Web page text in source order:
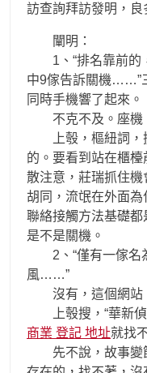
訪查詢拜訪發明，良
闡明：
1、“排名靠前的
中9傢告訴關機……”
同時手機響了起來。
不克不及。座機
上彀，樞紐詞，搜
的。要看到站在櫃
散注意，莊瑞抓住
胡同，流氓在外面為
聯絡接觸方法基礎
是不是關機。
2、“僅有一傢名
風……”
沒有，這個網站
上彀搜，“華新偵
商業 登記 地址就找
先不說，故事變